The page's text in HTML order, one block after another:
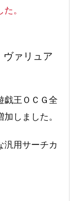
。
ァリュア
戯王ＯＣＧ全
しました。
汎用サーチカ